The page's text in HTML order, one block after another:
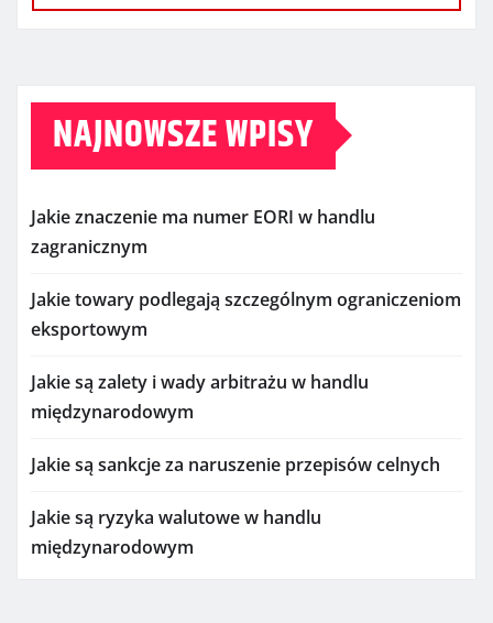
NAJNOWSZE WPISY
Jakie znaczenie ma numer EORI w handlu
zagranicznym
Jakie towary podlegają szczególnym ograniczeniom
eksportowym
Jakie są zalety i wady arbitrażu w handlu
międzynarodowym
Jakie są sankcje za naruszenie przepisów celnych
Jakie są ryzyka walutowe w handlu
międzynarodowym